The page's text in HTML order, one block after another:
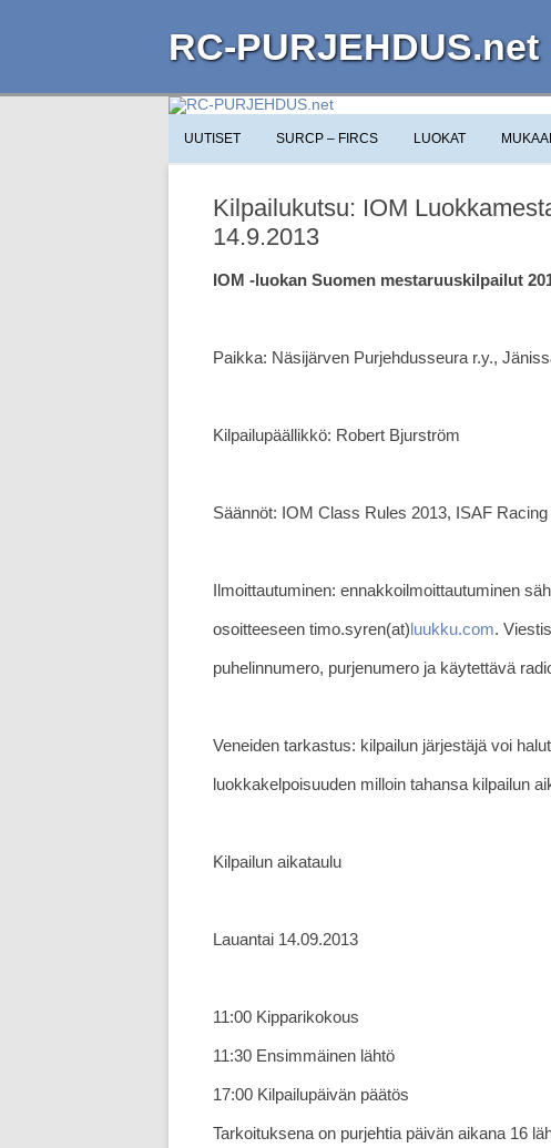
RC-PURJEHDUS.net
UUTISET SURCP – FIRCS LUOKAT
Kilpailukutsu: IOM
14.9.2013
IOM -luokan Suomen mestaruuskilpailut
Paikka: Näsijärven Purjehdusseura r.y.,
Kilpailupäällikkö: Robert Bjurström
Säännöt: IOM Class Rules 2013, ISAF
Ilmoittautuminen: ennakkoilmoittautuminen
osoitteeseen timo.syren(at)luukku.com.
puhelinnumero, purjenumero ja käytettävä
Veneiden tarkastus: kilpailun järjestäjä voi
luokkakelpoisuuden milloin tahansa kilpailun
Kilpailun aikataulu
Lauantai 14.09.2013
11:00 Kipparikokous
11:30 Ensimmäinen lähtö
17:00 Kilpailupäivän päätös
Tarkoituksena on purjehtia päivän aikana 16